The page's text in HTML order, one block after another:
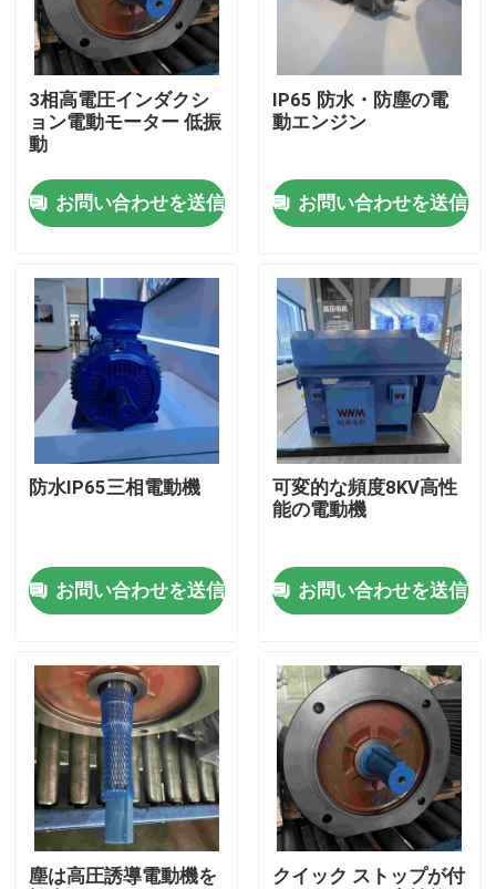
企業情報
接触
高性能の電動機
単一フェーズの電動機
三相電動機
低電圧の電動機
中型の電圧誘導電動機
3相高電圧インダクシ
ョン電動モーター 低振
動
お問い合わせを送信
IP65 防水・防塵の電
動エンジン
お問い合わせを送信
防水IP65三相電動機
お問い合わせを送信
可変的な頻度8KV高性
能の電動機
お問い合わせを送信
塵は高圧誘導電動機を
クイック ストップが付